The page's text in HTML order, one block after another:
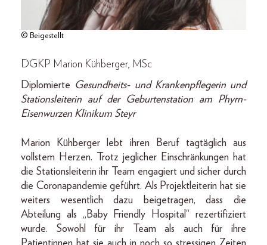
© Beigestellt
DGKP Marion Kühberger, MSc
Diplomierte Gesundheits- und Krankenpflegerin und
Stationsleiterin auf der Geburtenstation am Phyrn-
Eisenwurzen Klinikum Steyr
Marion Kühberger lebt ihren Beruf tagtäglich aus
vollstem Herzen. Trotz jeglicher Einschränkungen hat
die Stationsleiterin ihr Team engagiert und sicher durch
die Coronapandemie geführt. Als Projektleiterin hat sie
weiters wesentlich dazu beigetragen, dass die
Abteilung als „Baby Friendly Hospital“ rezertifiziert
wurde. Sowohl für ihr Team als auch für ihre